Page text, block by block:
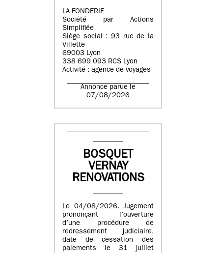
LA FONDERIE
Société par Actions
Simplifiée
Siège social : 93 rue de la
Villette
69003 Lyon
338 699 093 RCS Lyon
Activité : agence de voyages
Annonce parue le
07/08/2026
BOSQUET
VERNAY
RENOVATIONS
Le 04/08/2026. Jugement
prononçant l’ouverture
d’une procédure de
redressement judiciaire,
date de cessation des
paiements le 31 juillet